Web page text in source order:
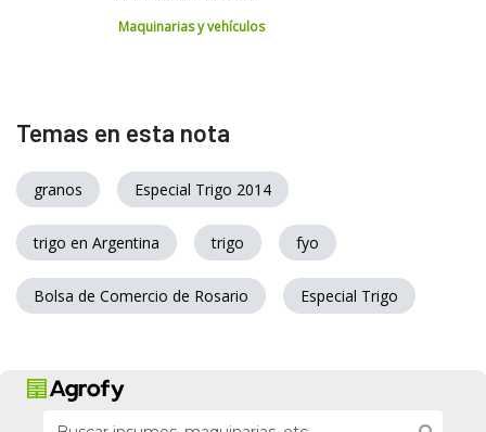
Maquinarias y vehículos
Temas en esta nota
granos Especial Trigo 2014
trigo en Argentina trigo fyo
Bolsa de Comercio de Rosario Especial Trigo